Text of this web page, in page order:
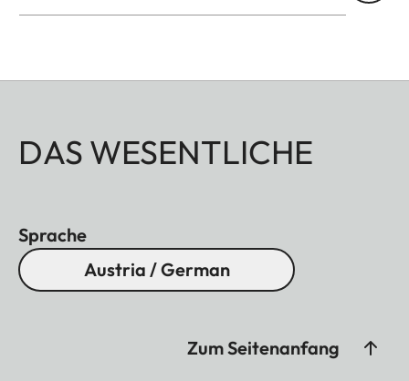
DAS WESENTLICHE
Sprache
Austria / German
Zum Seitenanfang